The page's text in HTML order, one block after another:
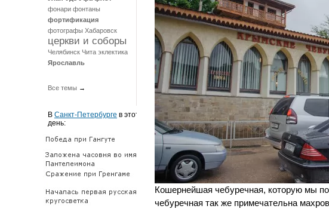
фонари фонтаны
фортификация
фотографы Хабаровск
церкви и соборы
Челябинск Чита эклектика
Ярославль
Все темы →
В Санкт-Петербурге в этот
день:
Кошернейшая чебуречная, которую мы
чебуречная так же примечательна